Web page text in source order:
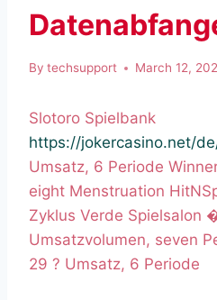
By techsupport March 12,
Slotoro Spielbank
https://jokercasino.net/
Umsatz, 6 Periode
eight Menstruation
Zyklus Verde Spielsalon
Umsatzvolumen, seven
29 ? Umsatz, 6 Periode